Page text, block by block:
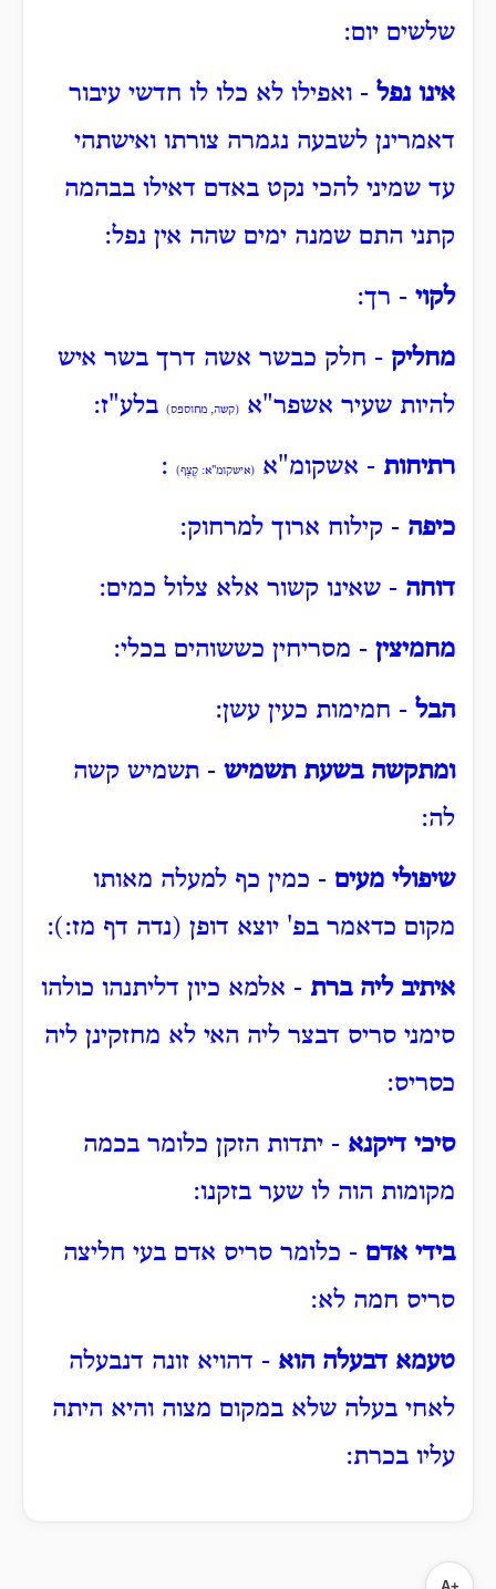
שלשים יום:
אינו נפל - ואפילו לא כלו לו חדשי עיבור
דאמרינן לשבעה נגמרה צורתו ואישתהי
עד שמיני להכי נקט באדם דאילו בבהמה
קתני התם שמנה ימים שהה אין נפל:
לקוי - רך:
מחליק - חלק כבשר אשה דרך בשר איש
להיות שעיר אשפר"א
(קשה, מחוספס) בלע"ז:
רתיחות - אשקומ"א (אישקומ"א: קֶצֶף) :
כיפה - קילוח ארוך למרחוק:
דוחה - שאינו קשור אלא צלול כמים:
מחמיצין - מסריחין כששוהים בכלי:
הבל - חמימות כעין עשן:
ומתקשה בשעת תשמיש - תשמיש קשה
לה:
שיפולי מעים - כמין כף למעלה מאותו
מקום כדאמר בפ' יוצא דופן (נדה דף מז:):
איתיב ליה ברת - אלמא כיון דליתנהו כולהו
סימני סריס דבצר ליה האי לא מחזקינן ליה
כסריס:
סיכי דיקנא - יתדות הזקן כלומר בכמה
מקומות הוה לו שער בזקנו:
בידי אדם - כלומר סריס אדם בעי חליצה
סריס חמה לא:
טעמא דבעלה הוא - דהויא זונה דנבעלה
לאחי בעלה שלא במקום מצוה והיא היתה
עליו בכרת:
A+